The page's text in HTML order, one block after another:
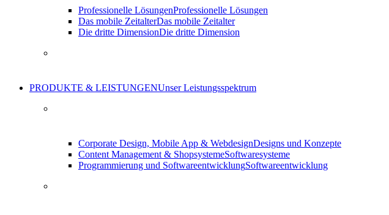
Professionelle LösungenProfessionelle Lösungen
Das mobile ZeitalterDas mobile Zeitalter
Die dritte DimensionDie dritte Dimension
PRODUKTE & LEISTUNGENUnser Leistungsspektrum
Corporate Design, Mobile App & WebdesignDesigns und Konzepte
Content Management & ShopsystemeSoftwaresysteme
Programmierung und SoftwareentwicklungSoftwareentwicklung